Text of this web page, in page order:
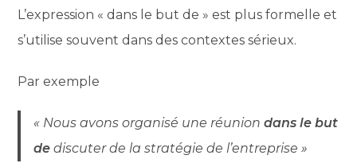
L’expression « dans le but de » est plus formelle et
s’utilise souvent dans des contextes sérieux.
Par exemple
« Nous avons organisé une réuniondans le but
de discuter de la stratégie de l’entreprise »